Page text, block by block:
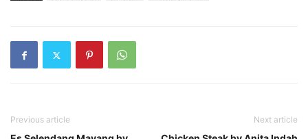
Previous article Next article